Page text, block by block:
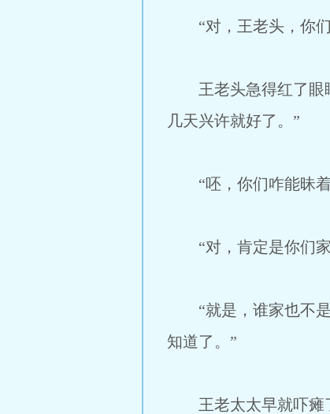
“对，王老头，你们
王老头急得红了眼睛
几天兴许就好了。”
“呸，你们咋能昧着
“对，肯定是你们家
“就是，谁家也不是
知道了。”
王老太太早就吓瘫了